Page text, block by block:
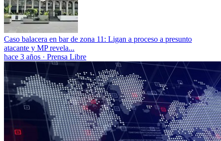
Caso balacera en bar de zona 11: Ligan a proceso a presunto
atacante y MP revela...
hace 3 años · Prensa Libre